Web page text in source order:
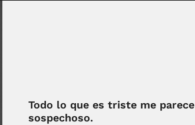
Todo lo que es triste me parece
sospechoso.